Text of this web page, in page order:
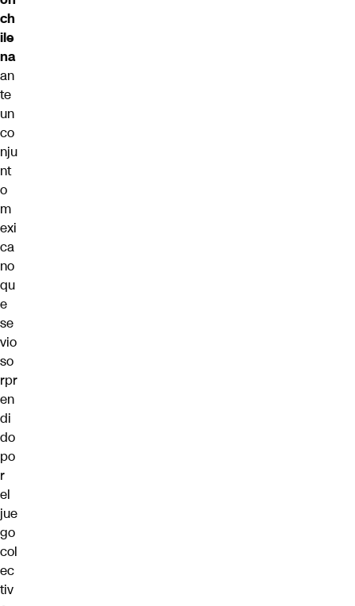
ch
ile
na
an
te
un
co
nju
nt
o
m
exi
ca
no
qu
e
se
vio
so
rpr
en
di
do
po
r
el
jue
go
col
ec
tiv